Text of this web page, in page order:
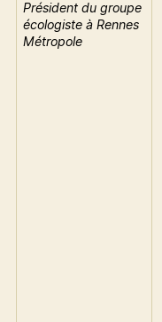
Président du groupe
écologiste à Rennes
Métropole